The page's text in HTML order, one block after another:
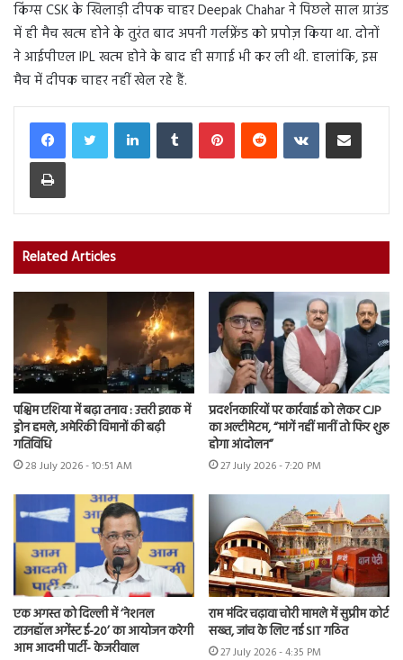
किंग्स CSK के खिलाड़ी दीपक चाहर Deepak Chahar ने पिछले साल ग्राउंड
में ही मैच खत्म होने के तुरंत बाद अपनी गर्लफ्रेंड को प्रपोज़ किया था. दोनों
ने आईपीएल IPL खत्म होने के बाद ही सगाई भी कर ली थी. हालांकि, इस
मैच में दीपक चाहर नहीं खेल रहे हैं.
LinkedInTumblr PinterestReddit VKontakteShare via Email
Print
Related Articles
पश्चिम एशिया में बढ़ा तनाव : उत्तरी इराक में
ड्रोन हमले, अमेरिकी विमानों की बढ़ी
गतिविधि
28 July 2026 - 10:51 AM
प्रदर्शनकारियों पर कार्रवाई को लेकर CJP
का अल्टीमेटम, “मांगें नहीं मानीं तो फिर शुरू
होगा आंदोलन”
27 July 2026 - 7:20 PM
एक अगस्त को दिल्ली में ‘नेशनल
टाउनहॉल अगेंस्ट ई-20’ का आयोजन करेगी
आम आदमी पार्टी- केजरीवाल
राम मंदिर चढ़ावा चोरी मामले में सुप्रीम कोर्ट
सख्त, जांच के लिए नई SIT गठित
27 July 2026 - 4:35 PM